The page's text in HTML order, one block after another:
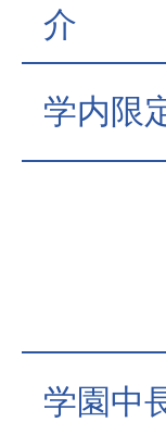
介
学内限
学園中